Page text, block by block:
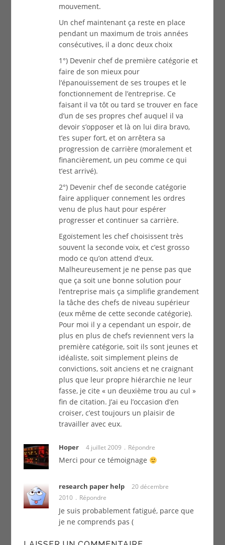
mouvement.
Un chef maintenant ça reste en place
pendant un maximum de trois années
consécutives, il a donc deux choix
1°) Devenir chef de première catégorie et
faire de son mieux pour
l’épanouissement de ses troupes et le
fonctionnement de l’entreprise. Ce
faisant il va tôt ou tard se trouver en face
d’un de ses propres chef auquel il va
devoir s’opposer et là on lui dira bravo,
t’es super fort, et on arrêtera sa
progression de carrière (moralement et
financièrement, un peu comme ce qui
t’est arrivé).
2°) Devenir chef de seconde catégorie
faire appliquer connement les ordres
venu de plus haut pour espérer
progresser et continuer sa carrière.
Egoïstement les chef choisissent très
souvent la seconde voix, et c’est grosso
modo ce qu’on attend d’eux.
Malheureusement je ne pense pas que
que ça soit une bonne solution pour
l’entreprise mais ça simplifie grandement
la tâche des chefs de niveau supérieur
(eux même de cette seconde catégorie).
Pour moi il y a cependant un espoir, de
plus en plus de chefs reviennent vers la
première catégorie, soit ils sont jeunes et
idéaliste, soit simplement pleins de
convictions, soit anciens et ne craignant
plus que leur propre hiérarchie ne leur
fasse, je cite « un deuxième trou au cul »
fin de citation. J’ai eu l’occasion d’en
croiser, c’est toujours un plaisir de
travailler avec eux.
Hoper 4 juillet 2009 Répondre
Merci pour ce témoignage
research paper help
20 décembre
2010
Répondre
Je suis probablement fatigué, parce que
je ne comprends pas (